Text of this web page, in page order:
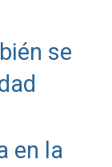
se
en la